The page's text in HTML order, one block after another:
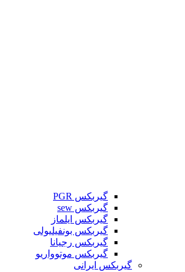
گیربکس PGR
گیربکس sew
گیربکس ایلماز
گیربکس بونفیلیولی
گیربکس رجیانا
گیربکس موتوواریو
گیربکس ایرانی